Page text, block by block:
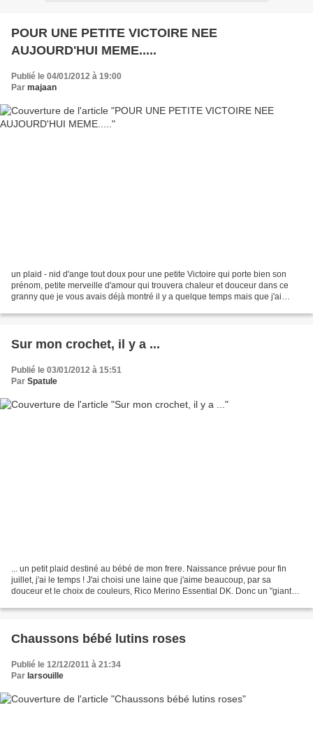
POUR UNE PETITE VICTOIRE NEE
AUJOURD'HUI MEME.....
Publié le 04/01/2012 à 19:00
Par majaan
un plaid - nid d'ange tout doux pour une petite Victoire qui porte bien son
prénom, petite merveille d'amour qui trouvera chaleur et douceur dans ce
granny que je vous avais déjà montré il y a quelque temps mais que j'ai
Sur mon crochet, il y a ...
Publié le 03/01/2012 à 15:51
Par Spatule
... un petit plaid destiné au bébé de mon frere. Naissance prévue pour fin
juillet, j'ai le temps ! J'ai choisi une laine que j'aime beaucoup, par sa
douceur et le choix de couleurs, Rico Merino Essential DK. Donc un "giant"
Chaussons bébé lutins roses
Publié le 12/12/2011 à 21:34
Par larsouille